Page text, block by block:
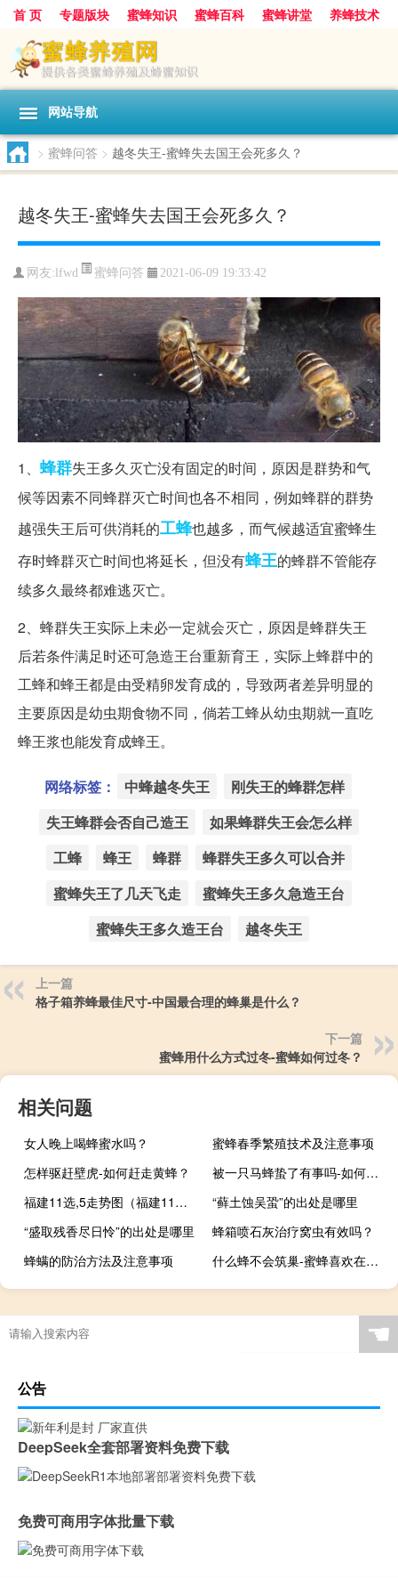
首 页 专题版块 蜜蜂知识 蜜蜂百科 蜜蜂讲堂
养蜂技术
中华蜜蜂
蜂蜜 胡蜂
网站导航
> 蜜蜂问答 > 越冬失王-蜜蜂失去国王会死多久？
越冬失王-蜜蜂失去国王会死多久？
网友:lfwd 蜜蜂问答 2021-06-09 19:33:42
1、 蜂群失王多久灭亡没有固定的时间 ，原因是群势和气
候等因素不同蜂群灭亡时间也各不相同，例如蜂群的群势
越强失王后可供消耗的工蜂也越多，而气候越适宜蜜蜂生
存时蜂群灭亡时间也将延长，但没有蜂王的蜂群不管能存
续多久最终都难逃灭亡。
2、 蜂群失王实际上未必一定就会灭亡 ，原因是蜂群失王
后若条件满足时还可急造王台重新育王，实际上蜂群中的
工蜂和蜂王都是由受精卵发育成的，导致两者差异明显的
主要原因是幼虫期食物不同，倘若工蜂从幼虫期就一直吃
蜂王浆也能发育成蜂王。
网络标签： 中蜂越冬失王
刚失王的蜂群怎样
失王蜂群会否自己造王
如果蜂群失王会怎么样
工蜂
蜂王 蜂群
蜂群失王多久可以合并
蜜蜂失王了几天飞走
蜜蜂失王多久急造王台
蜜蜂失王多久造王台
越冬失王
上一篇
格子箱养蜂最佳尺寸-中国最合理的蜂巢是什么？
下一篇
蜜蜂用什么方式过冬-蜜蜂如何过冬？
相关问题
女人晚上喝蜂蜜水吗？
蜜蜂春季繁殖技术及注意事项
怎样驱赶壁虎-如何赶走黄蜂？
被一只马蜂蛰了有事吗-如何应对黄蜂螫人？
福建11选,5走势图（福建11选5走势图）
“藓土蚀吴蛩”的出处是哪里
“盛取残香尽日怜”的出处是哪里
蜂箱喷石灰治疗窝虫有效吗？
蜂螨的防治方法及注意事项
什么蜂不会筑巢-蜜蜂喜欢在哪里筑巢？
☚
公告
DeepSeek全套部署资料免费下载
免费可商用字体批量下载